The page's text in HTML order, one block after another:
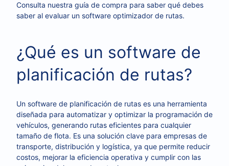
Consulta nuestra guía de compra para saber qué debes
saber al evaluar un software optimizador de rutas.
¿Qué es un software de
planificación de rutas?
Un software de planificación de rutas es una herramienta
diseñada para automatizar y optimizar la programación de
vehículos, generando rutas eficientes para cualquier
tamaño de flota. Es una solución clave para empresas de
transporte, distribución y logística, ya que permite reducir
costos, mejorar la eficiencia operativa y cumplir con las